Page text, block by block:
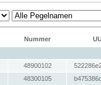
Nummer
48900102
48300105